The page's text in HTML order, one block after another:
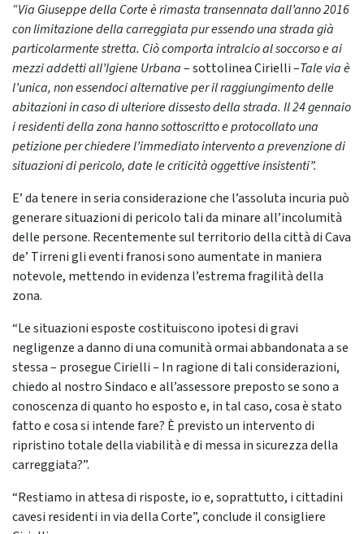
“Via Giuseppe della Corte è rimasta transennata dall’anno 2016
con limitazione della carreggiata pur essendo una strada già
particolarmente stretta. Ciò comporta intralcio al soccorso e ai
mezzi addetti all’Igiene Urbana– sottolinea Cirielli –Tale via è
l’unica, non essendoci alternative per il raggiungimento delle
abitazioni in caso di ulteriore dissesto della strada. Il 24 gennaio
i residenti della zona hanno sottoscritto e protocollato una
petizione per chiedere l’immediato intervento a prevenzione di
situazioni di pericolo, date le criticità oggettive insistenti”.
E’ da tenere in seria considerazione che l’assoluta incuria può
generare situazioni di pericolo tali da minare all’incolumità
delle persone. Recentemente sul territorio della città di Cava
de’ Tirreni gli eventi franosi sono aumentate in maniera
notevole, mettendo in evidenza l’estrema fragilità della
zona.
“Le situazioni esposte costituiscono ipotesi di gravi
negligenze a danno di una comunità ormai abbandonata a se
stessa – prosegue Cirielli – In ragione di tali considerazioni,
chiedo al nostro Sindaco e all’assessore preposto se sono a
conoscenza di quanto ho esposto e, in tal caso, cosa è stato
fatto e cosa si intende fare? È previsto un intervento di
ripristino totale della viabilità e di messa in sicurezza della
carreggiata?”.
“Restiamo in attesa di risposte, io e, soprattutto, i cittadini
cavesi residenti in via della Corte”, conclude il consigliere